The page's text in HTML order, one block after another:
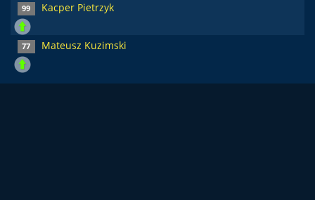
99 Kacper Pietrzyk
77 Mateusz Kuzimski